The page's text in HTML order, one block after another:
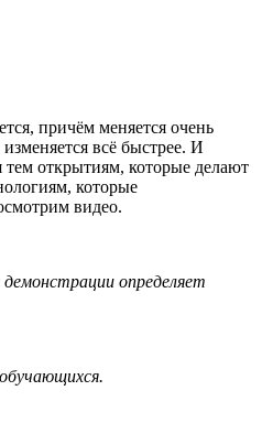
причём меняется очень
всё быстрее. И
тем открытиям, которые делают
которые
видео.
демонстрации определяет